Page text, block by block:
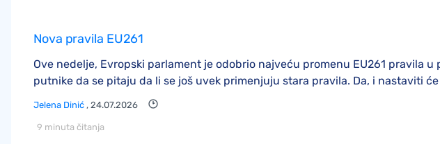
Nova pravila EU261
Ove nedelje, Evropski parlament je odobrio najveću promenu EU261 pravila
putnike da se pitaju da li se još uvek primenjuju stara pravila. Da, i nastaviti
Jelena Dinić , 24.07.2026
9 minuta čitanja